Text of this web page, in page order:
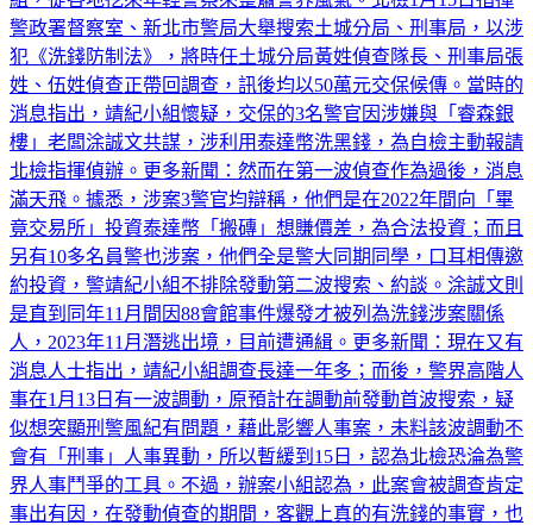
警政署督察室、新北市警局大舉搜索土城分局、刑事局，以涉
犯《洗錢防制法》，將時任土城分局黃姓偵查隊長、刑事局張
姓、伍姓偵查正帶回調查，訊後均以50萬元交保候傳。當時的
消息指出，靖紀小組懷疑，交保的3名警官因涉嫌與「睿森銀
樓」老闆涂誠文共謀，涉利用泰達幣洗黑錢，為自檢主動報請
北檢指揮偵辦。更多新聞：然而在第一波偵查作為過後，消息
滿天飛。據悉，涉案3警官均辯稱，他們是在2022年間向「畢
竟交易所」投資泰達幣「搬磚」想賺價差，為合法投資；而且
另有10多名員警也涉案，他們全是警大同期同學，口耳相傳邀
約投資，警靖紀小組不排除發動第二波搜索、約談。涂誠文則
是直到同年11月間因88會館事件爆發才被列為洗錢涉案關係
人，2023年11月潛逃出境，目前遭通緝。更多新聞：現在又有
消息人士指出，靖紀小組調查長達一年多；而後，警界高階人
事在1月13日有一波調動，原預計在調動前發動首波搜索，疑
似想突顯刑警風紀有問題，藉此影響人事案，未料該波調動不
會有「刑事」人事異動，所以暫緩到15日，認為北檢恐淪為警
界人事鬥爭的工具。不過，辦案小組認為，此案會被調查肯定
事出有因，在發動偵查的期間，客觀上真的有洗錢的事實，也